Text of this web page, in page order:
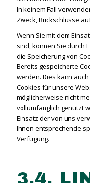
In keinem Fall
Zweck, Rückschlüsse
Wenn Sie mit dem
sind, können Sie durch
die Speicherung von
Bereits gespeicherte
werden. Dies kann
Cookies für unsere
möglicherweise nicht
vollumfänglich genutzt
Einsatz der von uns
Ihnen entsprechende
Verfügung.
3.4.